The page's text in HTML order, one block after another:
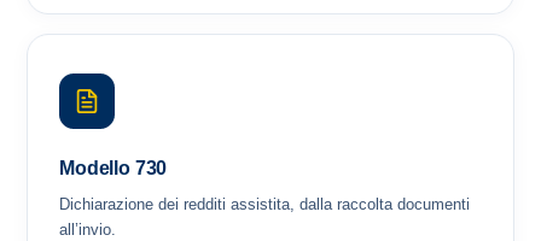
Modello 730
Dichiarazione dei redditi assistita, dalla raccolta documenti
all’invio.